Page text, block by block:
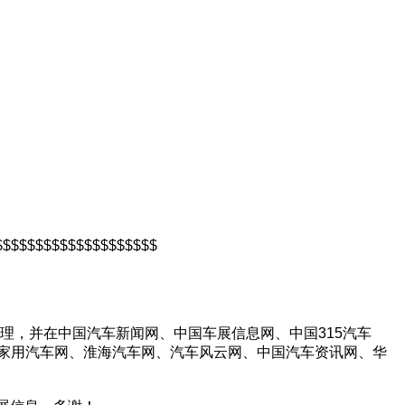
并在中国汽车新闻网、中国车展信息网、中国315汽车
用汽车网、淮海汽车网、汽车风云网、中国汽车资讯网、华